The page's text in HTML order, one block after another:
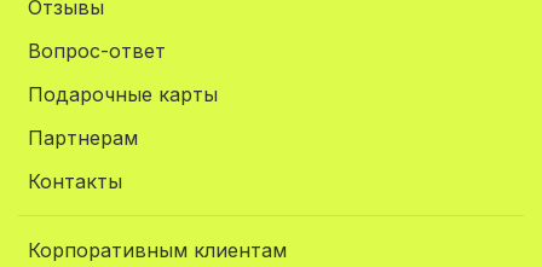
Отзывы
Вопрос-ответ
Подарочные карты
Партнерам
Контакты
Корпоративным клиентам